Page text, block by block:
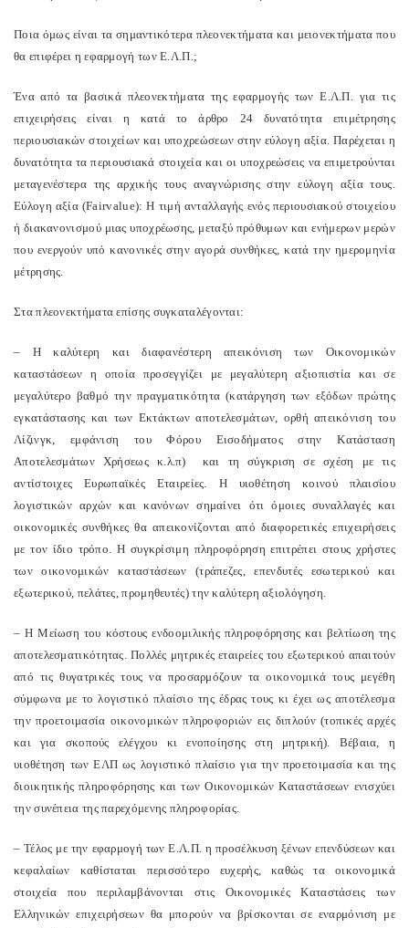
Ποια όμως είναι τα σημαντικότερα πλεονεκτήματα και μειονεκτήματα που
θα επιφέρει η εφαρμογή των Ε.Λ.Π.;
Ένα από τα βασικά πλεονεκτήματα της εφαρμογής των Ε.Λ.Π. για τις
επιχειρήσεις είναι η κατά το άρθρο 24 δυνατότητα επιμέτρησης
περιουσιακών στοιχείων και υποχρεώσεων στην εύλογη αξία. Παρέχεται η
δυνατότητα τα περιουσιακά στοιχεία και οι υποχρεώσεις να επιμετρούνται
μεταγενέστερα της αρχικής τους αναγνώρισης στην εύλογη αξία τους.
Εύλογη αξία (Fairvalue): Η τιμή ανταλλαγής ενός περιουσιακού στοιχείου
ή διακανονισμού μιας υποχρέωσης, μεταξύ πρόθυμων και ενήμερων μερών
που ενεργούν υπό κανονικές στην αγορά συνθήκες, κατά την ημερομηνία
μέτρησης.
Στα πλεονεκτήματα επίσης συγκαταλέγονται:
– Η καλύτερη και διαφανέστερη απεικόνιση των Οικονομικών
καταστάσεων η οποία προσεγγίζει με μεγαλύτερη αξιοπιστία και σε
μεγαλύτερο βαθμό την πραγματικότητα (κατάργηση των εξόδων πρώτης
εγκατάστασης και των Εκτάκτων αποτελεσμάτων, ορθή απεικόνιση του
Λίζινγκ, εμφάνιση του Φόρου Εισοδήματος στην Κατάσταση
Αποτελεσμάτων Χρήσεως κ.λ.π) και τη σύγκριση σε σχέση με τις
αντίστοιχες Ευρωπαϊκές Εταιρείες. Η υιοθέτηση κοινού πλαισίου
λογιστικών αρχών και κανόνων σημαίνει ότι όμοιες συναλλαγές και
οικονομικές συνθήκες θα απεικονίζονται από διαφορετικές επιχειρήσεις
με τον ίδιο τρόπο. Η συγκρίσιμη πληροφόρηση επιτρέπει στους χρήστες
των οικονομικών καταστάσεων (τράπεζες, επενδυτές εσωτερικού και
εξωτερικού, πελάτες, προμηθευτές) την καλύτερη αξιολόγηση.
– Η Μείωση του κόστους ενδοομιλικής πληροφόρησης και βελτίωση της
αποτελεσματικότητας. Πολλές μητρικές εταιρείες του εξωτερικού απαιτούν
από τις θυγατρικές τους να προσαρμόζουν τα οικονομικά τους μεγέθη
σύμφωνα με το λογιστικό πλαίσιο της έδρας τους κι έχει ως αποτέλεσμα
την προετοιμασία οικονομικών πληροφοριών εις διπλούν (τοπικές αρχές
και για σκοπούς ελέγχου κι ενοποίησης στη μητρική). Βέβαια, η
υιοθέτηση των ΕΛΠ ως λογιστικό πλαίσιο για την προετοιμασία και της
διοικητικής πληροφόρησης και των Οικονομικών Καταστάσεων ενισχύει
την συνέπεια της παρεχόμενης πληροφορίας.
– Τέλος με την εφαρμογή των Ε.Λ.Π. η προσέλκυση ξένων επενδύσεων και
κεφαλαίων καθίσταται περισσότερο ευχερής, καθώς τα οικονομικά
στοιχεία που περιλαμβάνονται στις Οικονομικές Καταστάσεις των
Ελληνικών επιχειρήσεων θα μπορούν να βρίσκονται σε εναρμόνιση με